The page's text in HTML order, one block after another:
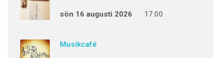
sön 16 augusti 2026 17:00
Musikcafé